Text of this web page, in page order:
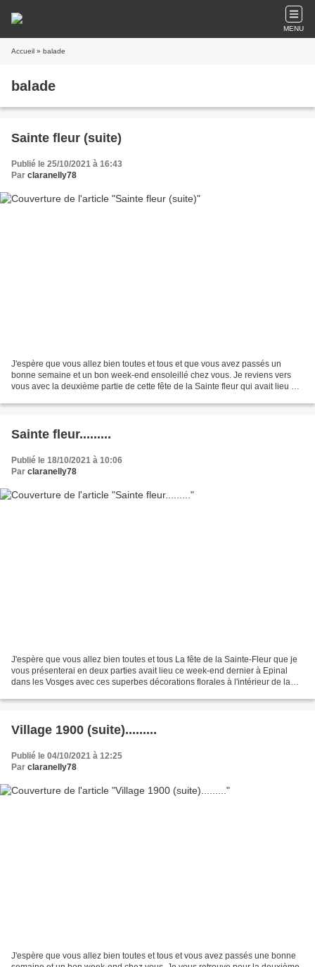
MENU
Accueil » balade
balade
Sainte fleur (suite)
Publié le 25/10/2021 à 16:43
Par claranelly78
J'espère que vous allez bien toutes et tous et que vous avez passés un
bonne semaine et un bon week-end ensoleillé chez vous. Je reviens vers
vous avec la deuxième partie de cette fête de la Sainte fleur qui avait lieu à
Sainte fleur.........
Publié le 18/10/2021 à 10:06
Par claranelly78
J'espère que vous allez bien toutes et tous La fête de la Sainte-Fleur que je
vous présenterai en deux parties avait lieu ce week-end dernier à Epinal
dans les Vosges avec ces superbes décorations florales à l'intérieur de la
Village 1900 (suite).........
Publié le 04/10/2021 à 12:25
Par claranelly78
J'espère que vous allez bien toutes et tous et vous avez passés une bonne